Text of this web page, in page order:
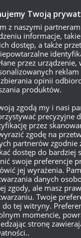
Twoją
z naszymi
informacje,
dostęp, a także
przez
opinii
produktów.
zgodą my i nasi
precyzyjne
przez
zgodę na
partnerów zgodnie
dostęp do bardziej
swoje preferencje
jej wyrażenia.
danych
zgody, ale masz
Twoje
tej witryny.
momencie,
stronę